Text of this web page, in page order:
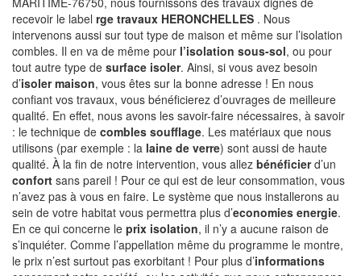
recevoir le label rge travaux HERONCHELLES . Nous
intervenons aussi sur tout type de maison et même sur l’isolation
combles. Il en va de même pour l’isolation sous-sol, ou pour
tout autre type de surface isoler. Ainsi, si vous avez besoin
d’isoler maison, vous êtes sur la bonne adresse ! En nous
confiant vos travaux, vous bénéficierez d’ouvrages de meilleure
qualité. En effet, nous avons les savoir-faire nécessaires, à savoir
: le technique de combles soufflage. Les matériaux que nous
utilisons (par exemple : la laine de verre) sont aussi de haute
qualité. À la fin de notre intervention, vous allez bénéficierd’un
confort sans pareil ! Pour ce qui est de leur consommation, vous
n’avez pas à vous en faire. Le système que nous installerons au
sein de votre habitat vous permettra plus d’economies energie.
En ce qui concerne le prix isolation, il n’y a aucune raison de
s’inquiéter. Comme l’appellation même du programme le montre,
le prix n’est surtout pas exorbitant ! Pour plus d’informations